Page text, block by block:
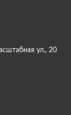
ул., 20